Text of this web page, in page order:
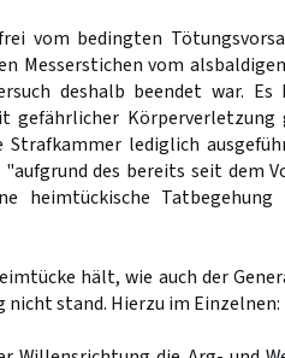
vom bedingten
Messerstichen vom
deshalb beendet war.
Körperverletzung
lediglich
des bereits seit dem
heimtückische Tatbegehung
hält, wie auch der
stand. Hierzu im Einzelnen: